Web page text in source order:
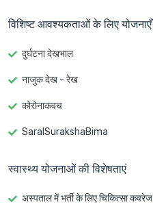
विशिष्ट आवश्यकताओं के लिए योजनाएँ
दुर्घटना देखभाल
नाजुक देख - रेख
कोरोनाकवच
SaralSurakshaBima
स्वास्थ्य योजनाओं की विशेषताएं
अस्पताल में भर्ती के लिए चिकित्सा कवरेज